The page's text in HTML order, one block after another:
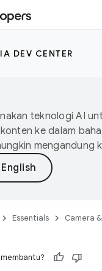
DEV CENTER
teknologi AI
ke dalam
mengandung
Essentials
Camera